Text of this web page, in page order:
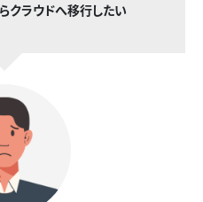
クラウドへ移行したい